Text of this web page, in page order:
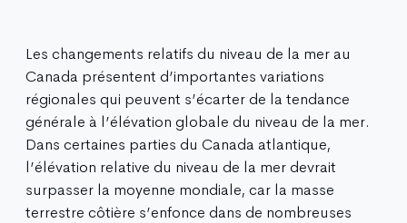
Les changements relatifs du niveau de la mer au
Canada présentent d’importantes variations
régionales qui peuvent s’écarter de la tendance
générale à l’élévation globale du niveau de la mer.
Dans certaines parties du Canada atlantique,
l’élévation relative du niveau de la mer devrait
surpasser la moyenne mondiale, car la masse
terrestre côtière s’enfonce dans de nombreuses